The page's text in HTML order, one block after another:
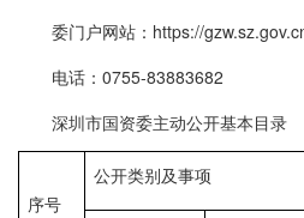
委门户网站：https://
电话：0755-83883682
深圳市国资委主动公开基本目录
序号
公开类别及事项